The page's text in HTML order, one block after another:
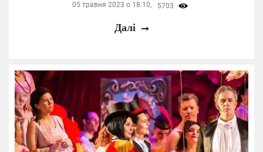
05 травня 2023 о 18:10, 5703
Далі